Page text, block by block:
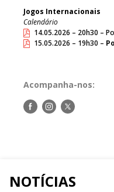
Jogos Internacionais
Calendário
14.05.2026 – 20h30 –
15.05.2026 – 19h30 –
Acompanha-nos:
Siga-Siga-Siga-
NOTÍCIAS